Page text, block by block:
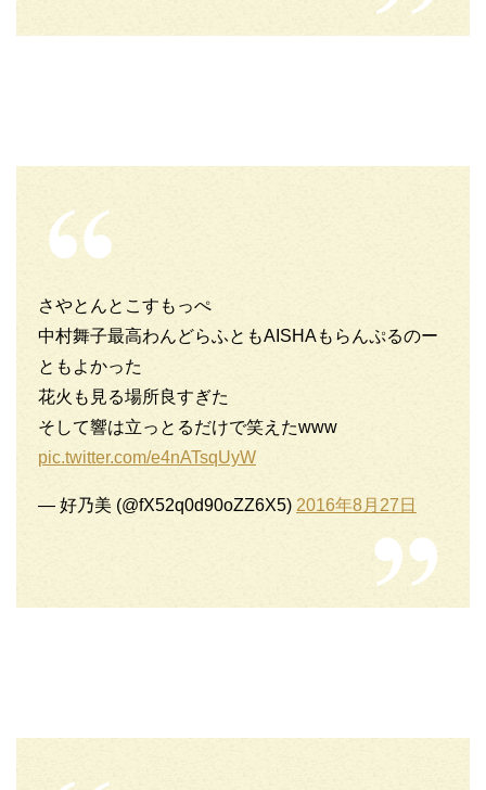
さやとんとこすもっぺ
中村舞子最高わんどらふともAISHAもらんぷるのー
ともよかった
花火も見る場所良すぎた
そして響は立っとるだけで笑えたwww
pic.twitter.com/e4nATsqUyW
— 好乃美 (@fX52q0d90oZZ6X5) 2016年8月27日